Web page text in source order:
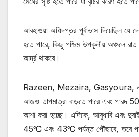
আবহাওয়া অধিদপ্তর পূর্বাভাস দিয়েছিল যে
হতে পারে, কিছু পশ্চিম উপকূলীয় অঞ্চলে
আর্দ্র থাকবে।
Razeen, Mezaira, Gasyoura,
আজও তাপমাত্রা বাড়তে পারে এবং পারদ
আশা করা হচ্ছে। এদিকে, আবুধাবি এবং
45℃ এবং 43℃ পর্যন্ত পৌঁছাবে, তবে